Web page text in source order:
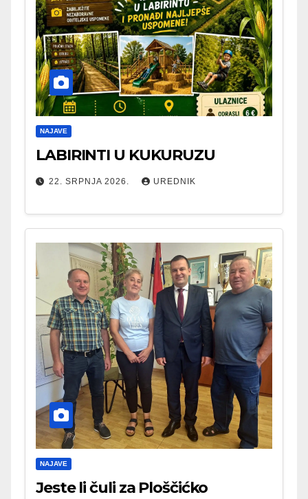
NAJAVE
LABIRINTI U KUKURUZU
22. SRPNJA 2026. UREDNIK
NAJAVE
Jeste li čuli za Ploščićko